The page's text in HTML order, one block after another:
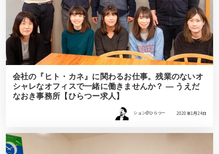
会社の『ヒト・カネ』に関わるお仕事。残業のないオ
シャレなオフィスで一緒に働きませんか？ ― うえだ
なおき事務所【ひらつー求人】
シュン@ひらつー 2020年1月24日